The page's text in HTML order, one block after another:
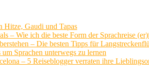
Hitze, Gaudi und Tapas
– Wie ich die beste Form der Sprachreise
– Die besten Tipps für
Sprachen unterwegs zu lernen
– 5 Reiseblogger verraten ihre